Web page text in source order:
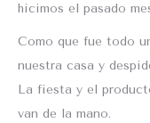
hicimos el pasado
Como que fue todo
nuestra casa y
La fiesta y el
van de la mano.